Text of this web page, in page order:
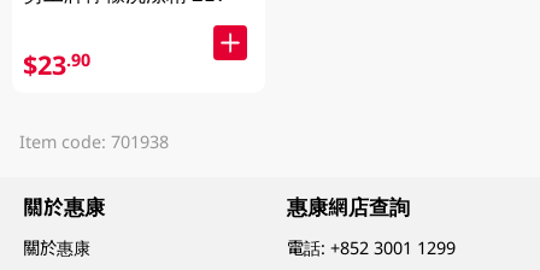
$23.90
Item code: 701938
關於惠康
關於惠康
惠康網店查詢
電話:+852 3001 1299